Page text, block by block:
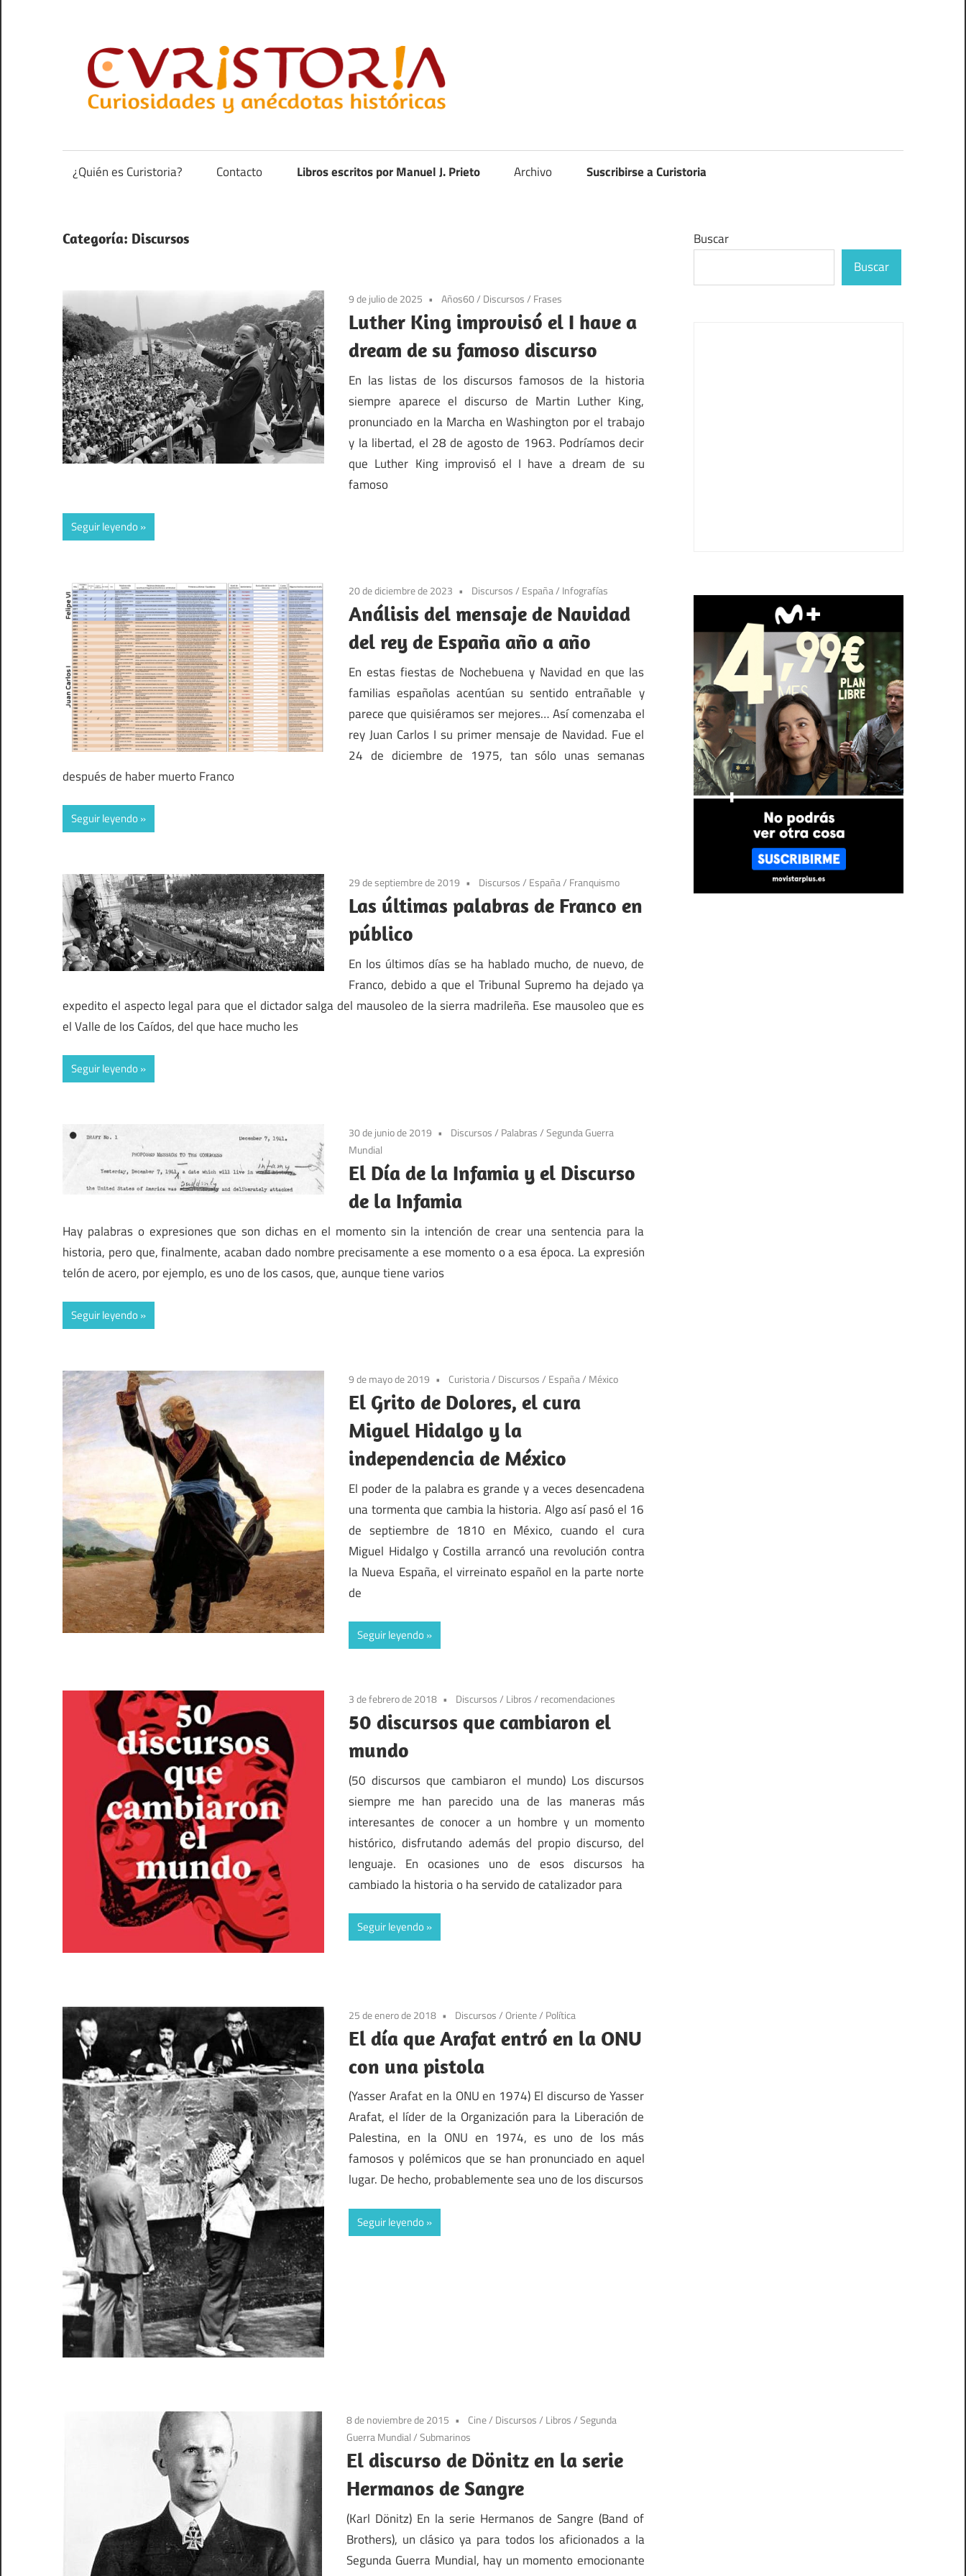
contenido
anécdotas
de
¿Quién es Curistoria? Contacto Libros escritos por Manuel J. Prieto Archivo Suscribirse a Curistoria
Categoría: Discursos
9 de julio de 2025 Años60/ Discursos/ Frases
Luther King improvisó el I have a
dream de su famoso discurso
En las listas de los discursos famosos de la historia
siempre aparece el discurso de Martin Luther King,
pronunciado en la Marcha en Washington por el trabajo
y la libertad, el 28 de agosto de 1963. Podríamos decir
que Luther King improvisó el I have a dream de su
famoso
Seguir leyendo
20 de diciembre de 2023 Discursos/ España/ Infografías
Análisis del mensaje de Navidad
del rey de España año a año
En estas fiestas de Nochebuena y Navidad en que las
familias españolas acentúan su sentido entrañable y
parece que quisiéramos ser mejores… Así comenzaba el
rey Juan Carlos I su primer mensaje de Navidad. Fue el
24 de diciembre de 1975, tan sólo unas semanas
después de haber muerto Franco
Seguir leyendo
29 de septiembre de 2019 Discursos/ España/ Franquismo
Las últimas palabras de Franco en
público
En los últimos días se ha hablado mucho, de nuevo, de
Franco, debido a que el Tribunal Supremo ha dejado ya
expedito el aspecto legal para que el dictador salga del mausoleo de la sierra madrileña. Ese mausoleo que es
el Valle de los Caídos, del que hace mucho les
Seguir leyendo
30 de junio de 2019 Discursos/ Palabras/Segunda Guerra
Mundial
El Día de la Infamia y el Discurso
de la Infamia
Hay palabras o expresiones que son dichas en el momento sin la intención de crear una sentencia para la
historia, pero que, finalmente, acaban dado nombre precisamente a ese momento o a esa época. La expresión
telón de acero, por ejemplo, es uno de los casos, que, aunque tiene varios
Seguir leyendo
9 de mayo de 2019 Curistoria/ Discursos/ España/ México
El Grito de Dolores, el cura
Miguel Hidalgo y la
independencia de México
El poder de la palabra es grande y a veces desencadena
una tormenta que cambia la historia. Algo así pasó el 16
de septiembre de 1810 en México, cuando el cura
Miguel Hidalgo y Costilla arrancó una revolución contra
la Nueva España, el virreinato español en la parte norte
de
Seguir leyendo
3 de febrero de 2018 Discursos/ Libros/ recomendaciones
50 discursos que cambiaron el
mundo
(50 discursos que cambiaron el mundo) Los discursos
siempre me han parecido una de las maneras más
interesantes de conocer a un hombre y un momento
histórico, disfrutando además del propio discurso, del
lenguaje. En ocasiones uno de esos discursos ha
cambiado la historia o ha servido de catalizador para
Seguir leyendo
25 de enero de 2018 Discursos/Oriente/ Política
El día que Arafat entró en la ONU
con una pistola
(Yasser Arafat en la ONU en 1974) El discurso de Yasser
Arafat, el líder de la Organización para la Liberación de
Palestina, en la ONU en 1974, es uno de los más
famosos y polémicos que se han pronunciado en aquel
lugar. De hecho, probablemente sea uno de los discursos
Seguir leyendo
8 de noviembre de 2015 Cine/ Discursos/ Libros/Segunda
Guerra Mundial/Submarinos
El discurso de Dönitz en la serie
Hermanos de Sangre
(Karl Dönitz) En la serie Hermanos de Sangre (Band of
Brothers), un clásico ya para todos los aficionados a la
Segunda Guerra Mundial, hay un momento emocionante
Buscar
Buscar